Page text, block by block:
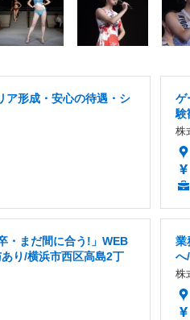
ア形成・安心の待遇・シ
ゲ
験
株
・まだ間に合う!」WEB
り/横浜市西区高島2丁
業
へ
株